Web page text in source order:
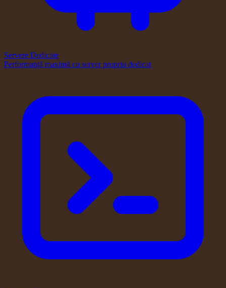
Servere Dedicate
Performanță maximă cu server propriu dedicat